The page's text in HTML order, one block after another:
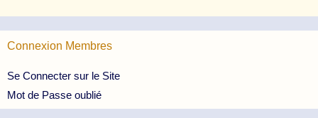
Connexion Membres
Se Connecter sur le Site
Mot de Passe oublié